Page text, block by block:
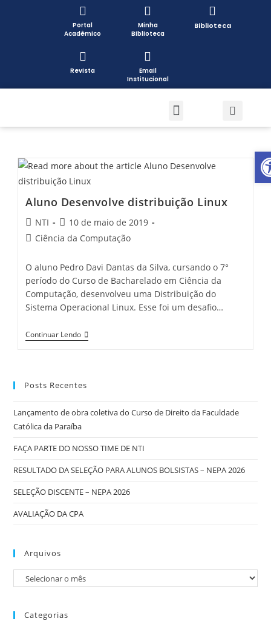
Portal
Acadêmico
Minha
Biblioteca
Biblioteca
Revista
Email
Institucional
Aluno Desenvolve distribuição Linux
NTI
10 de maio de 2019
Ciência da Computação
O aluno Pedro Davi Dantas da Silva, cursando o 7°
período do Curso de Bacharelado em Ciência da
Computação, desenvolveu uma Distribuição do
Sistema Operacional Linux. Esse foi um desafio…
Continuar Lendo
Posts Recentes
Lançamento de obra coletiva do Curso de Direito da Faculdade
Católica da Paraíba
FAÇA PARTE DO NOSSO TIME DE NTI
RESULTADO DA SELEÇÃO PARA ALUNOS BOLSISTAS – NEPA 2026
SELEÇÃO DISCENTE – NEPA 2026
AVALIAÇÃO DA CPA
Arquivos
Categorias
Open toolbar